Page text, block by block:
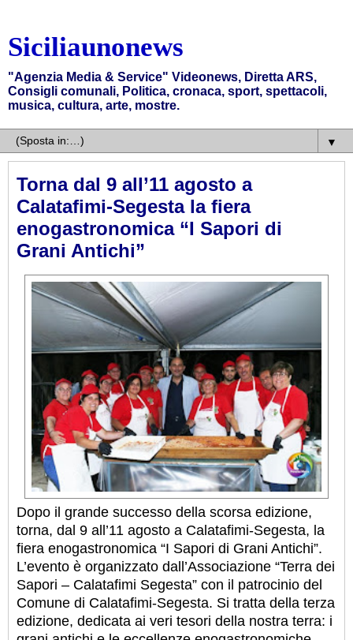
Siciliaunonews
"Agenzia Media & Service" Videonews, Diretta ARS,
Consigli comunali, Politica, cronaca, sport, spettacoli,
musica, cultura, arte, mostre.
▼
Torna dal 9 all’11 agosto a
Calatafimi-Segesta la fiera
enogastronomica “I Sapori di
Grani Antichi”
Dopo il grande successo della scorsa edizione,
torna, dal 9 all’11 agosto a Calatafimi-Segesta, la
fiera enogastronomica “I Sapori di Grani Antichi”.
L’evento è organizzato dall’Associazione “Terra dei
Sapori – Calatafimi Segesta” con il patrocinio del
Comune di Calatafimi-Segesta. Si tratta della terza
edizione, dedicata ai veri tesori della nostra terra: i